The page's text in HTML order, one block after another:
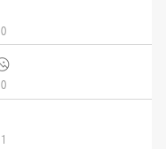
0
0
1